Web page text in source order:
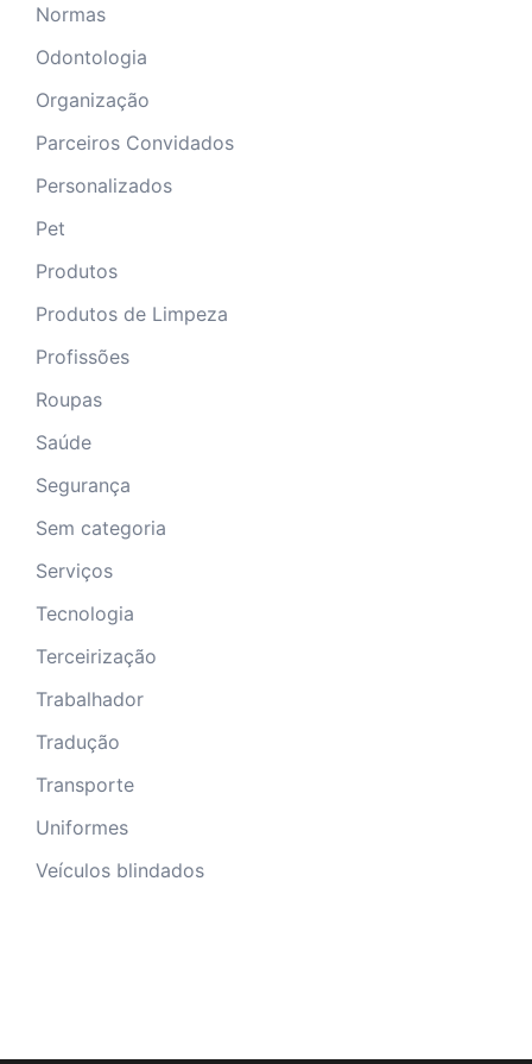
Normas
Odontologia
Organização
Parceiros Convidados
Personalizados
Pet
Produtos
Produtos de Limpeza
Profissões
Roupas
Saúde
Segurança
Sem categoria
Serviços
Tecnologia
Terceirização
Trabalhador
Tradução
Transporte
Uniformes
Veículos blindados